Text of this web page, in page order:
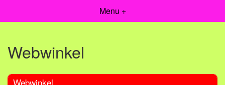
Menu +
Webwinkel
Webwinkel